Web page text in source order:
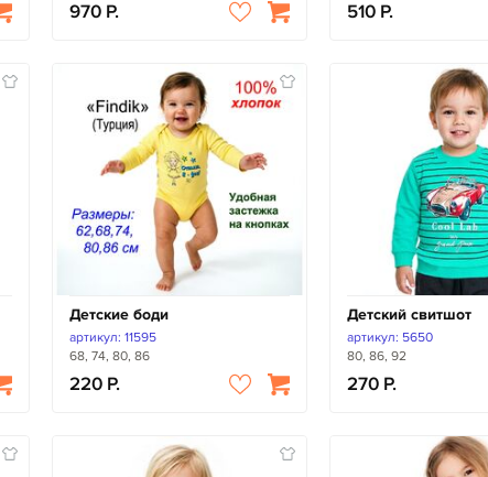
970 510
Детские боди
артикул: 11595
68, 74, 80, 86
220
Детский свитшот
артикул: 5650
80, 86, 92
270